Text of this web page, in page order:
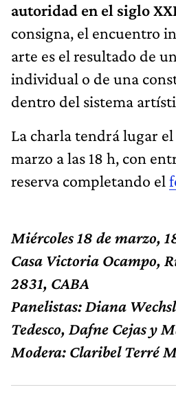
autoridad en el siglo
consigna, el encuentro
arte es el resultado de
individual o de una
dentro del sistema
La charla tendrá lugar el
marzo a las 18 h, con
reserva completando el
Miércoles 18 de marzo,
Casa Victoria Ocampo,
2831, CABA
Panelistas: Diana
Tedesco, Dafne Cejas y
Modera: Claribel Terré